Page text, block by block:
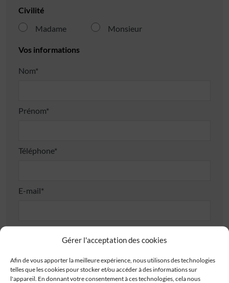
Gérer l'acceptation des cookies
Afin de vous apporter la meilleure expérience, nous utilisons des technologies
telles que les cookies pour stocker et/ou accéder à des informations sur
l'appareil. En donnant votre consentement à ces technologies, cela nous
Civilité
Madame
Monsieur
Vos informations
Nom*
Prénom*
Téléphone*
E-mail*